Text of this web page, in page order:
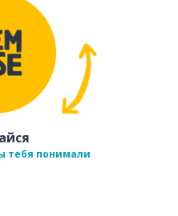
тебя понимали